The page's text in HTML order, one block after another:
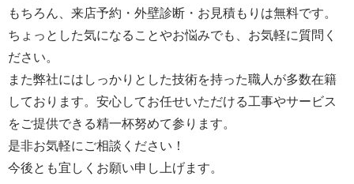
もちろん、来店予約・外壁診断・お見積もりは無料です。
ちょっとした気になることやお悩みでも、お気軽に質問く
ださい。
また弊社にはしっかりとした技術を持った職人が多数在籍
しております。安心してお任せいただける工事やサービス
をご提供できる精一杯努めて参ります。
是非お気軽にご相談ください！
今後とも宜しくお願い申し上げます。